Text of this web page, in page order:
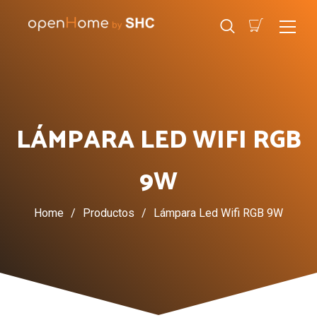
LÁMPARA LED WIFI RGB
9W
Home / Productos / Lámpara Led Wifi RGB 9W